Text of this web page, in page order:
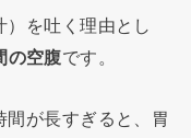
を吐く理由とし
の空腹です。
が長すぎると、胃